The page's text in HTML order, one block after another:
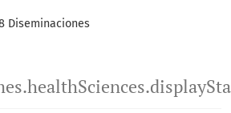
Diseminaciones